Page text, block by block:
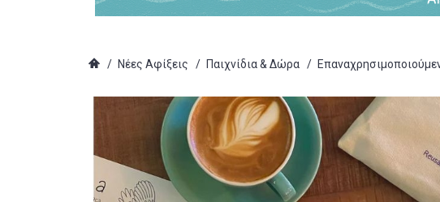
/ Νέες Αφίξεις / Παιχνίδια & Δώρα /